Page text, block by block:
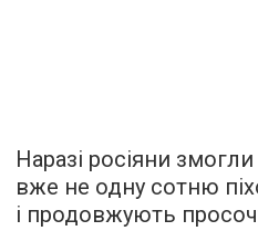
Наразі росіяни
вже не одну сотню
і продовжують